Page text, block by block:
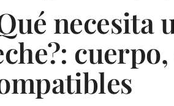
necesita